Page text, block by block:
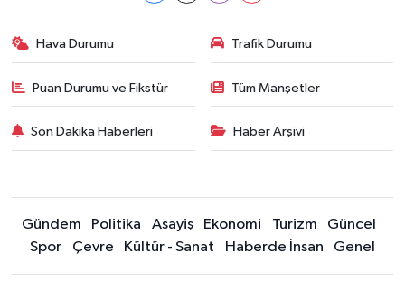
Hava Durumu Trafik Durumu
Puan Durumu ve Fikstür Tüm Manşetler
Son Dakika Haberleri Haber Arşivi
Gündem Politika Asayiş Ekonomi Turizm
Güncel
Spor
Çevre Kültür - Sanat Haberde İnsan Genel